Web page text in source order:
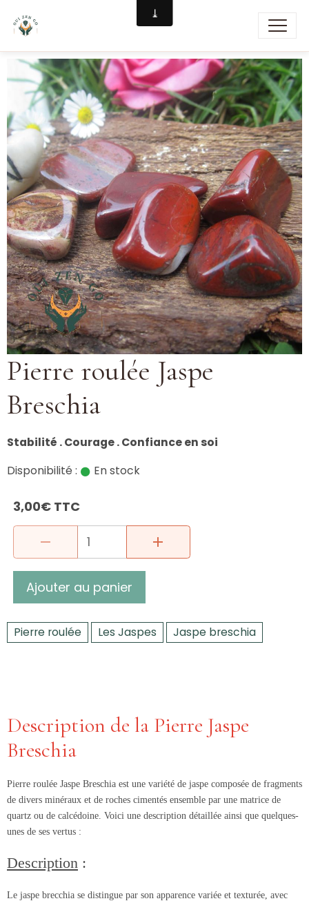
Pierre roulée Jaspe
Breschia
Stabilité . Courage . Confiance en soi
Disponibilité :
En stock
3,00€ TTC
Ajouter au panier
Pierre roulée Les Jaspes Jaspe breschia
Description de la Pierre Jaspe
Breschia
Pierre roulée Jaspe Breschia est une variété de jaspe composée de fragments
de divers minéraux et de roches cimentés ensemble par une matrice de
quartz ou de calcédoine. Voici une description détaillée ainsi que quelques-
unes de ses vertus :
Description :
Le jaspe brecchia se distingue par son apparence variée et texturée, avec